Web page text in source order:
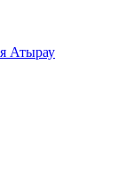
Атырау